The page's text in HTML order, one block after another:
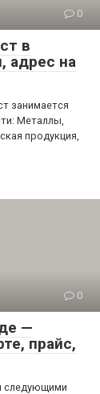
0
в
адрес на
занимается
Металлы,
продукция,
0
—
прайс,
следующими